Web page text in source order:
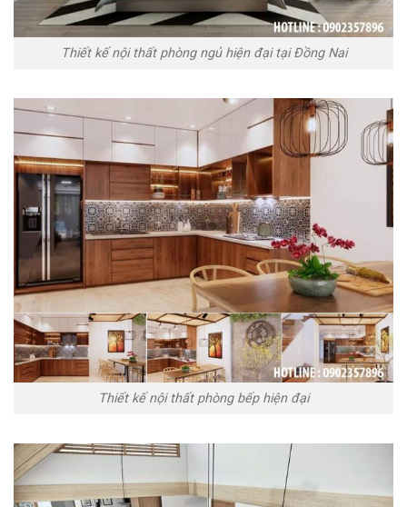
Thiết kế nội thất phòng ngủ hiện đại tại Đồng Nai
Thiết kế nội thất phòng bếp hiện đại